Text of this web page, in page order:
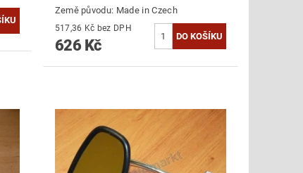
Země původu: Made in Czech
517,36 Kč bez DPH
626 Kč